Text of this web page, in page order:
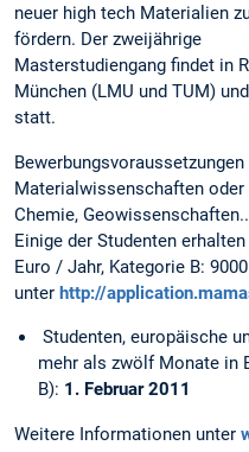
neuer high tech Materialien
fördern. Der zweijährige
Masterstudiengang findet in
München (LMU und TUM)
statt.
Materialwissenschaften oder
Chemie,
Einige der Studenten
Euro / Jahr, Kategorie B:
unter http://
Studenten, europäische
mehr als zwölf Monate in
B): 1. Februar 2011
Weitere Informationen unter